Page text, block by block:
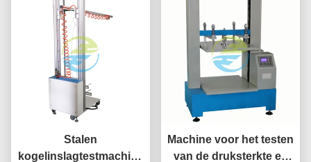
Stalen
kogelinslagtestmachine
Machine voor het testen
van de druksterkte en